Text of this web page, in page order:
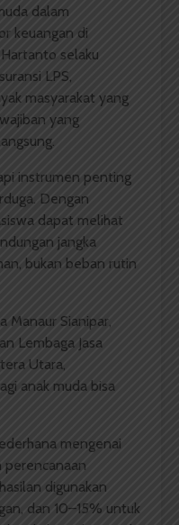
dalam
keuangan di
selaku
LPS,
masyarakat yang
yang
instrumen penting
Dengan
dapat melihat
jangka
bukan beban rutin
Manaur Sianipar,
Lembaga Jasa
Utara,
anak muda bisa
mengenai
perencanaan
digunakan
dan 10–15% untuk